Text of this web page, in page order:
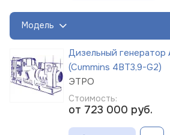
Модель
Дизельный
(Cummins 4BT3,9-G2)
ЭТРО
Стоимость:
от 723 000 руб.